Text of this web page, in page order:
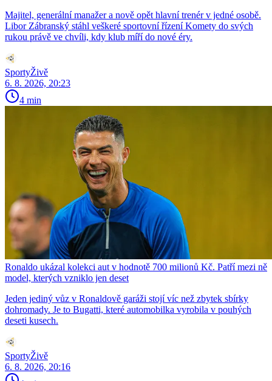
Majitel, generální manažer a nově opět hlavní trenér v jedné osobě.
Libor Zábranský stáhl veškeré sportovní řízení Komety do svých
rukou právě ve chvíli, kdy klub míří do nové éry.
SportyŽivě
6. 8. 2026, 20:23
4 min
Ronaldo ukázal kolekci aut v hodnotě 700 milionů Kč. Patří mezi ně
model, kterých vzniklo jen deset
Jeden jediný vůz v Ronaldově garáži stojí víc než zbytek sbírky
dohromady. Je to Bugatti, které automobilka vyrobila v pouhých
deseti kusech.
SportyŽivě
6. 8. 2026, 20:16